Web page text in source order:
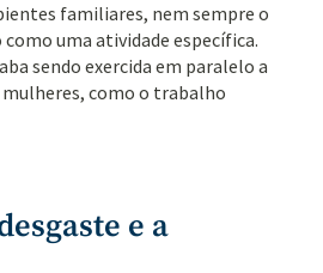
familiares, nem sempre o
uma atividade específica.
sendo exercida em paralelo a
como o trabalho
e a